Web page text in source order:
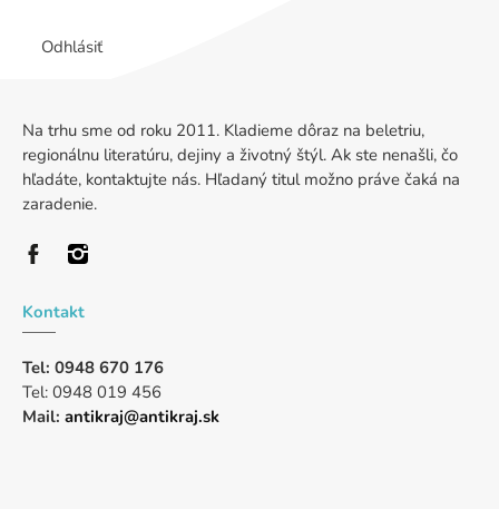
Odhlásiť
Na trhu sme od roku 2011. Kladieme dôraz na beletriu,
regionálnu literatúru, dejiny a životný štýl. Ak ste nenašli, čo
hľadáte, kontaktujte nás. Hľadaný titul možno práve čaká na
zaradenie.
Kontakt
Tel: 0948 670 176
Tel: 0948 019 456
Mail: antikraj@antikraj.sk